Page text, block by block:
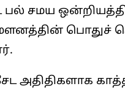
பல் சமய
பொதுச்
அதிதிகளாக